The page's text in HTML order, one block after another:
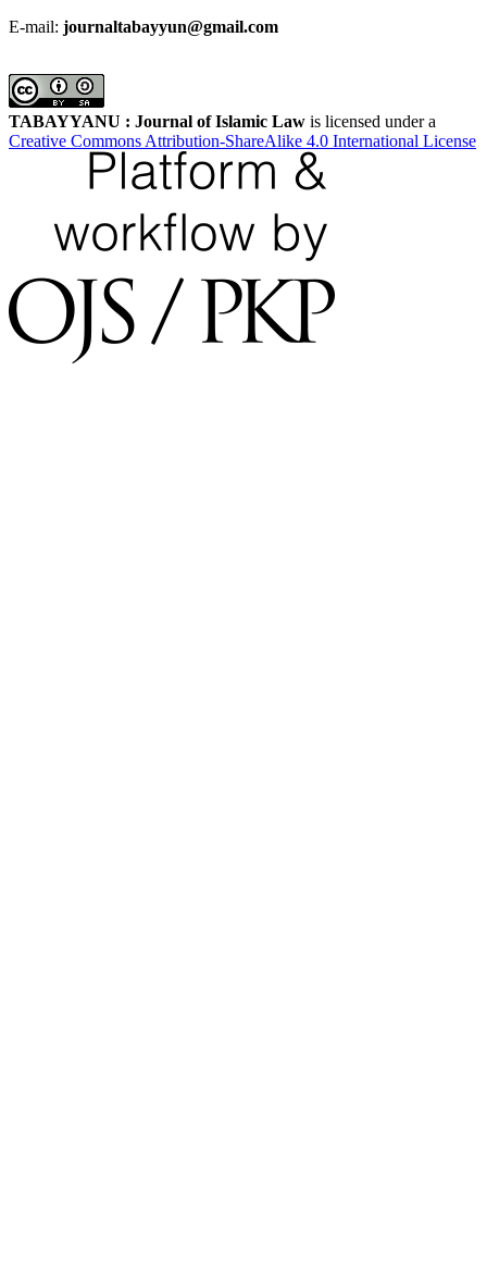
E-mail: journaltabayyun@gmail.com
TABAYYANU : Journal of Islamic Law is licensed under a
Creative Commons Attribution-ShareAlike 4.0 International License